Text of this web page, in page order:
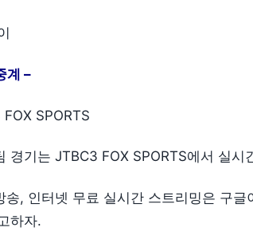
계 –
SPORTS
경기는 JTBC3 FOX SPORTS에서 실시
송, 인터넷 무료 실시간 스트리밍은 구글
하자.